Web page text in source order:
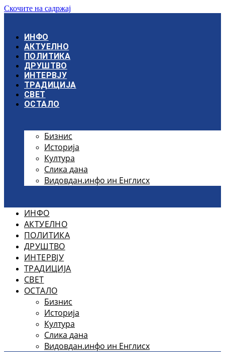
Скочите на садржај
ИНФО
АКТУЕЛНО
ПОЛИТИКА
ДРУШТВО
ИНТЕРВЈУ
ТРАДИЦИЈА
СВЕТ
ОСТАЛО
Бизнис
Историја
Култура
Слика дана
Видовдан.инфо ин Енглисх
ИНФО
АКТУЕЛНО
ПОЛИТИКА
ДРУШТВО
ИНТЕРВЈУ
ТРАДИЦИЈА
СВЕТ
ОСТАЛО
Бизнис
Историја
Култура
Слика дана
Видовдан.инфо ин Енглисх